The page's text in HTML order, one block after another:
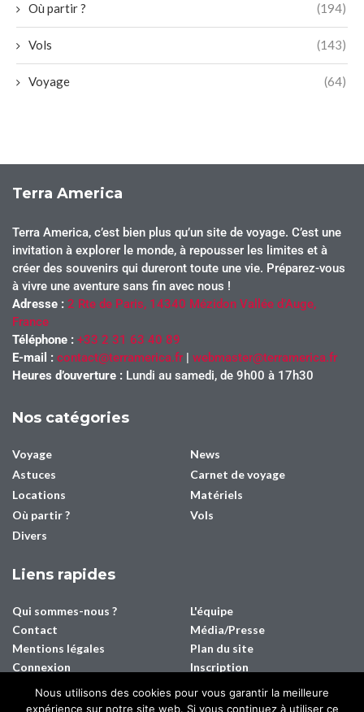
Où partir ? (194)
Vols (143)
Voyage (64)
Terra America
Terra America, c’est bien plus qu’un site de voyage. C’est une
invitation à explorer le monde, à repousser les limites et à
créer des souvenirs qui dureront toute une vie. Préparez-vous
à vivre une aventure sans fin avec nous !
Adresse : 2 Rte de Paris, 14340 Mézidon Vallée d’Auge,
France
Téléphone : +33 2 31 63 40 89
E-mail : contact@terramerica.fr | webmaster@terramerica.fr
Heures d’ouverture : Lundi au samedi, de 9h00 à 17h30
Nos catégories
Voyage
News
Astuces
Carnet de voyage
Locations
Matériels
Où partir ?
Vols
Divers
Liens rapides
Qui sommes-nous ?
L'équipe
Contact
Média/Presse
Mentions légales
Plan du site
Connexion
Inscription
Nous utilisons des cookies pour vous garantir la meilleure
expérience sur notre site web. Si vous continuez à utiliser ce